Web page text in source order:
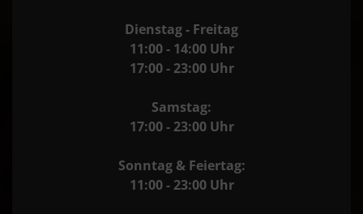
Dienstag - Freitag
11:00 - 14:00 Uhr
17:00 - 23:00 Uhr
Samstag:
17:00 - 23:00 Uhr
Sonntag & Feiertag:
11:00 - 23:00 Uhr